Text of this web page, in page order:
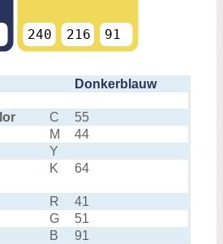
Donkerblauw
C
55
M
44
Y
K
64
R
41
G
51
B
91